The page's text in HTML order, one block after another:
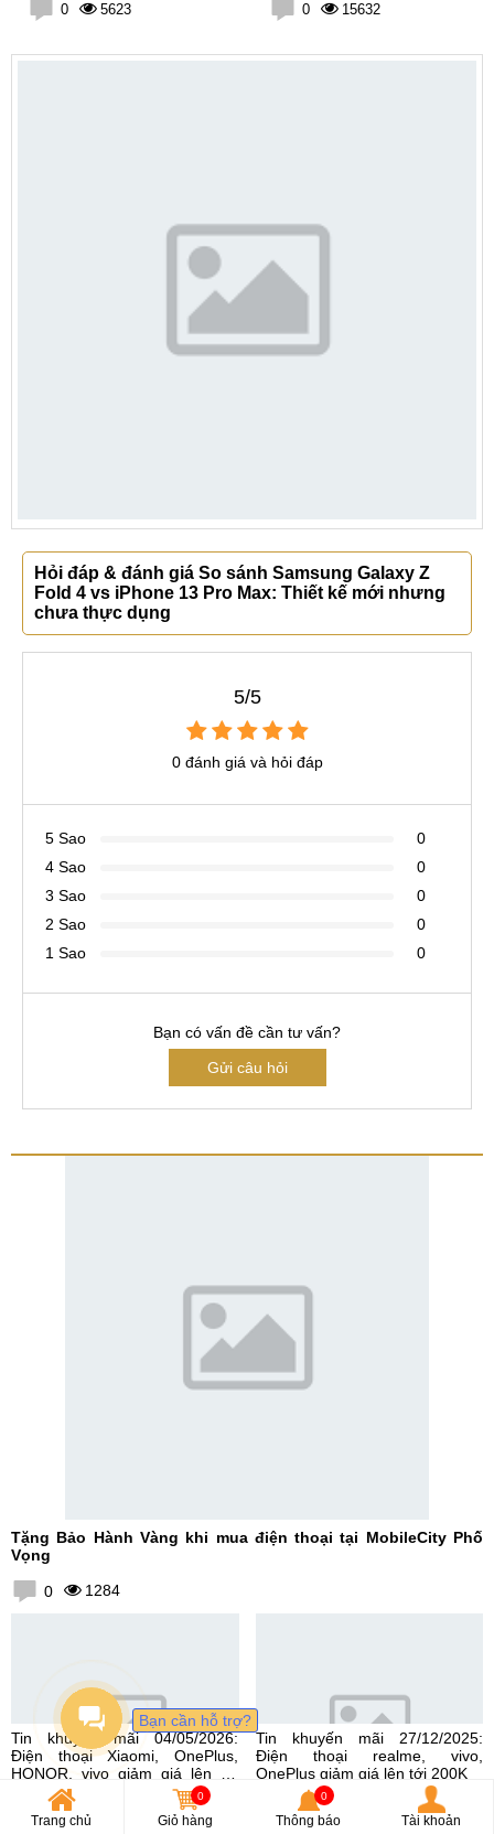
200MP
0 5623
thắng áp đảo?
0 15632
Hỏi đáp & đánh giá So sánh Samsung Galaxy Z
Fold 4 vs iPhone 13 Pro Max: Thiết kế mới nhưng
chưa thực dụng
5/5
0 đánh giá và hỏi đáp
5 Sao
0
4 Sao
0
3 Sao
0
2 Sao
0
1 Sao
0
Bạn có vấn đề cần tư vấn?
Gửi câu hỏi
Tặng Bảo Hành Vàng khi mua điện thoại tại MobileCity Phố
Vọng
0 1284
Tin khuyến mãi 04/05/2026:
Điện thoại Xiaomi, OnePlus,
HONOR, vivo giảm giá lên tới
0
Tin khuyến mãi 27/12/2025:
Điện thoại realme, vivo,
OnePlus giảm giá lên tới 200K
6714
Trang chủ
0
Giỏ hàng
0
Thông báo Tài khoản
Bạn cần hỗ trợ?